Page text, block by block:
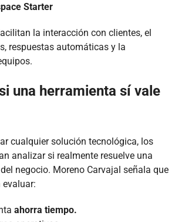
Starter
la interacción con clientes, el
respuestas automáticas y la
una herramienta sí vale
cualquier solución tecnológica, los
analizar si realmente resuelve una
negocio. Moreno Carvajal señala que
evaluar:
ahorra tiempo.